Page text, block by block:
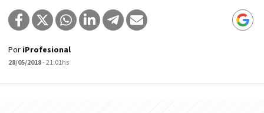
Por iProfesional
28/05/2018- 21:01hs